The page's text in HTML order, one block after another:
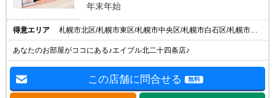
年末年始
得意エリア 札幌市北区/札幌市東区/札幌市中央区/札幌市白石区/札幌市豊平区
あなたのお部屋がココにある♪エイブル北二十四条店♪
この店舗に問合せる 無料